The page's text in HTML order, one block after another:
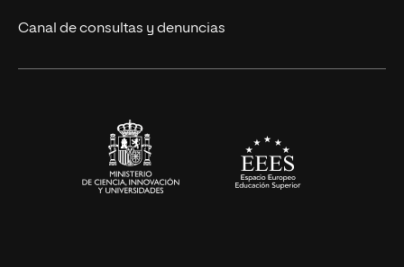
Eventos
Canal de consultas y denuncias